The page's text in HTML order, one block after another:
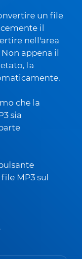
un file
il
nell'area
appena il
la
che la
sia
MP3 sul